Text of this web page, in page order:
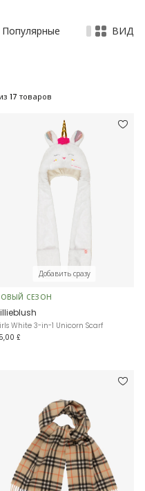
ВИД
из 17 товаров
Добавить сразу
СЕЗОН
White 3-in-1 Unicorn Scarf
£